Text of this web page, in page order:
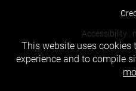
Accessibility :
This website uses
experience and to compile